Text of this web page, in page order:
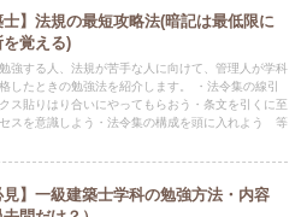
士】法規の最短攻略法(暗記は最低限に
覚える)
強する人、法規が苦手な人に向けて、管理人が学科
したときの勉強法を紹介します。 ・法令集の線引
ス貼りはり合いにやってもらおう・条文を引くに至
スを意識しよう・法令集の構成を頭に入れよう 等
見】一級建築士学科の勉強方法・内容